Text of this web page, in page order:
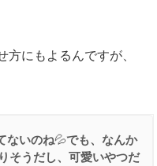
方にもよるんですが、
ないのね💦でも、なんか
そうだし、可愛いやつだ